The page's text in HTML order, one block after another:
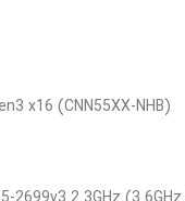
x16 (CNN55XX-NHB)